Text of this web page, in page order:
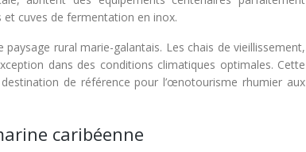
cuves de fermentation en inox.
paysage rural marie-galantais. Les chais de vieillissement,
dans des conditions climatiques optimales. Cette
de référence pour l’œnotourisme rhumier aux
caribéenne